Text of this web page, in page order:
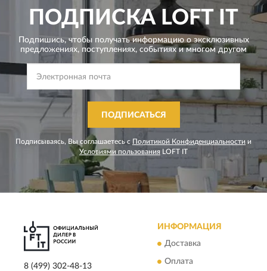
ПОДПИСКА LOFT IT
Подпишись, чтобы получать информацию о эксклюзивных
предложениях, поступлениях, событиях и многом другом
ПОДПИСАТЬСЯ
Подписываясь, Вы соглашаетесь с Политикой Конфиденциальности и
Условиями пользования LOFT IT
8 (499) 302-48-13
ИНФОРМАЦИЯ
Доставка
Оплата